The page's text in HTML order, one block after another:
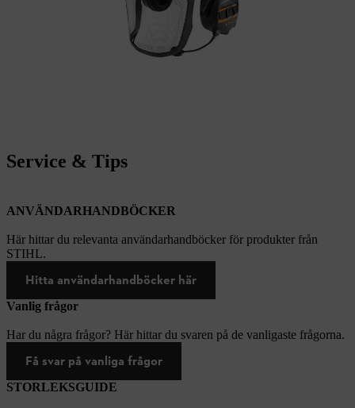
Service & Tips
ANVÄNDARHANDBÖCKER
Här hittar du relevanta användarhandböcker för produkter från
STIHL.
Hitta användarhandböcker här
Vanlig frågor
Har du några frågor? Här hittar du svaren på de vanligaste frågorna.
Få svar på vanliga frågor
STORLEKSGUIDE